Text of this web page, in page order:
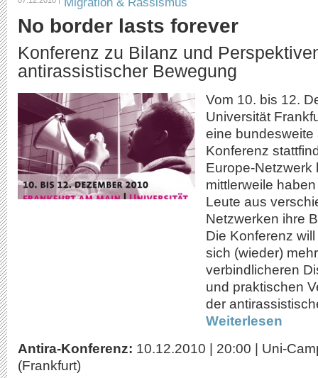
No border lasts forever
Konferenz zu Bilanz und
antirassistischer Bewegung
Vom 10. bis 12.
Universität
eine
Konferenz
Europe-Netzwerk
mittlerweile
Leute aus
Netzwerken ihre
Die Konferenz
sich (wieder)
verbindlicheren
und praktischen
der
Weiterlesen
Antira-Konferenz: 10.12.2010 20:00
Uni-
(Frankfurt)